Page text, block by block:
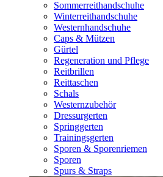
Sommerreithandschuhe
Winterreithandschuhe
Westernhandschuhe
Caps & Mützen
Gürtel
Regeneration und Pflege
Reitbrillen
Reittaschen
Schals
Westernzubehör
Dressurgerten
Springgerten
Trainingsgerten
Sporen & Sporenriemen
Sporen
Spurs & Straps